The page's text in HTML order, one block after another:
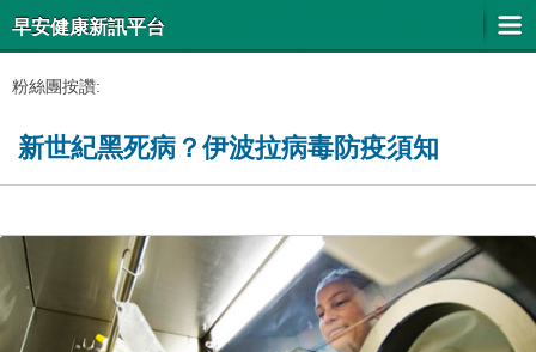
早安健康新訊平台
粉絲團按讚:
新世紀黑死病？伊波拉病毒防疫須知